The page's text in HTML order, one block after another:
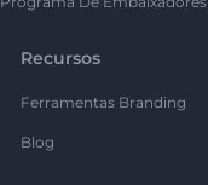
Recursos
Ferramentas Branding
Blog